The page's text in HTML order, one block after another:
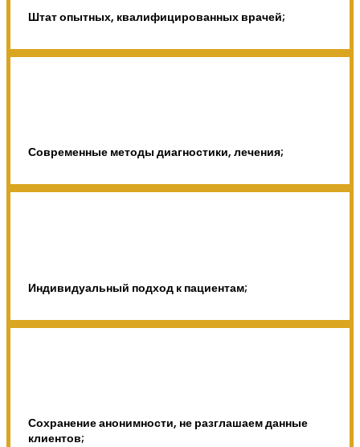
Штат опытных, квалифицированных врачей;
Современные методы диагностики, лечения;
Индивидуальный подход к пациентам;
Сохранение анонимности, не разглашаем данные
клиентов;